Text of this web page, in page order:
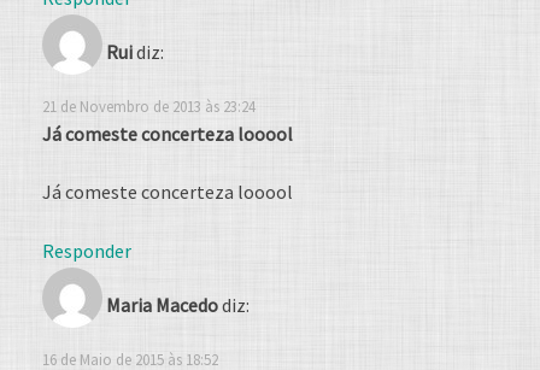
Ruidiz:
21 de Novembro de 2013 às 23:24
Já comeste concerteza looool
Já comeste concerteza looool
Responder
Maria Macedodiz:
16 de Maio de 2015 às 18:52